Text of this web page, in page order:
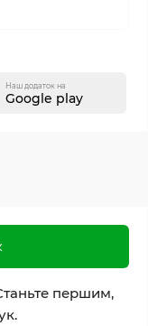
Наш додаток на
Google play
першим,